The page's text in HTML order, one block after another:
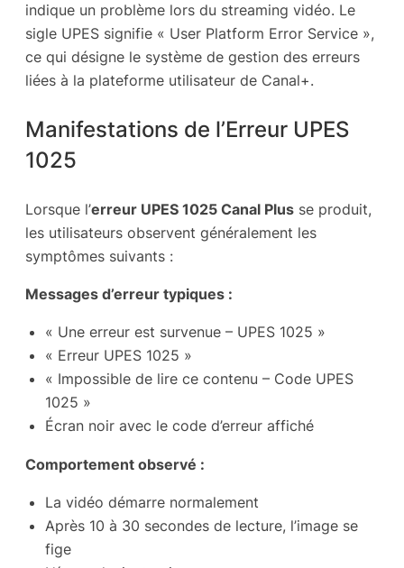
indique un problème lors du streaming vidéo. Le
sigle UPES signifie « User Platform Error Service »,
ce qui désigne le système de gestion des erreurs
liées à la plateforme utilisateur de Canal+.
Manifestations de l’Erreur UPES
1025
Lorsque l’erreur UPES 1025 Canal Plus se produit,
les utilisateurs observent généralement les
symptômes suivants :
Messages d’erreur typiques :
« Une erreur est survenue – UPES 1025 »
« Erreur UPES 1025 »
« Impossible de lire ce contenu – Code UPES
1025 »
Écran noir avec le code d’erreur affiché
Comportement observé :
La vidéo démarre normalement
Après 10 à 30 secondes de lecture, l’image se
fige